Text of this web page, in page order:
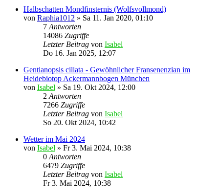
Halbschatten Mondfinsternis (Wolfsvollmond)
von Raphia1012 » Sa 11. Jan 2020, 01:10
7Antworten
14086 Zugriffe
Letzter Beitrag von Isabel
Do 16. Jan 2025, 12:07
Gentianopsis ciliata - Gewöhnlicher Fransenenzian im
Heidebiotop Ackermannbogen München
von Isabel » Sa 19. Okt 2024, 12:00
2Antworten
7266 Zugriffe
Letzter Beitrag von Isabel
So 20. Okt 2024, 10:42
Wetter im Mai 2024
von Isabel » Fr 3. Mai 2024, 10:38
0Antworten
6479 Zugriffe
Letzter Beitrag von Isabel
Fr 3. Mai 2024, 10:38